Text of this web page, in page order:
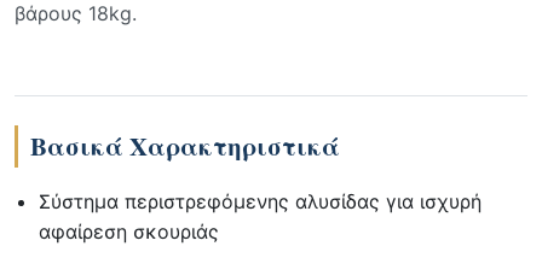
βάρους 18kg.
Βασικά Χαρακτηριστικά
Σύστημα περιστρεφόμενης αλυσίδας για ισχυρή
αφαίρεση σκουριάς